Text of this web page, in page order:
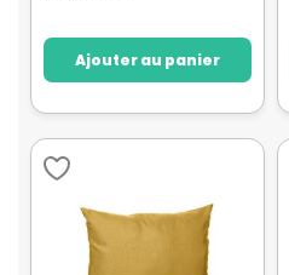
Ajouter au panier